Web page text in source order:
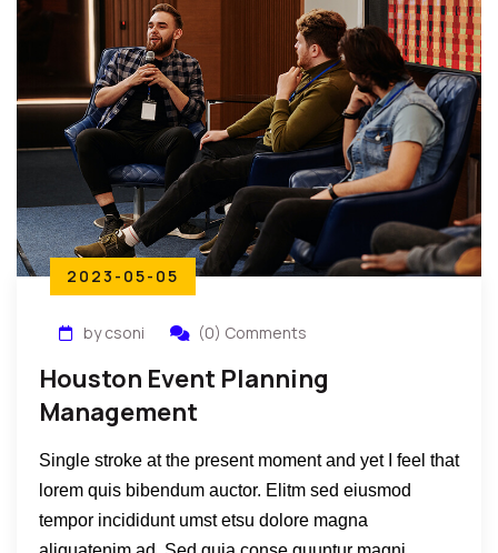
2023-05-05
by csoni (0) Comments
Houston Event Planning
Management
Single stroke at the present moment and yet I feel that
lorem quis bibendum auctor. Elitm sed eiusmod
tempor incididunt umst etsu dolore magna